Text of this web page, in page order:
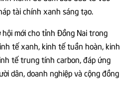
tài chính xanh sáng tạo.
mới cho tỉnh Đồng Nai trong
tế xanh, kinh tế tuần hoàn, kinh
tế trung tính carbon, đáp ứng
dân, doanh nghiệp và cộng đồng